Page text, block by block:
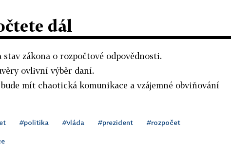
dál
stav zákona o rozpočtové odpovědnosti.
ovlivní výběr daní.
bude mít chaotická komunikace a vzájemné obviňování
#politika #vláda #prezident #rozpočet